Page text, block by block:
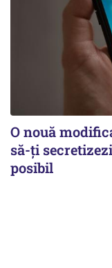
O nouă
să-ți
posibil